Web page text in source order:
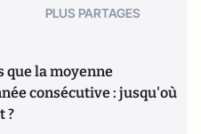
PLUS PARTAGES
que la moyenne
consécutive : jusqu'où
?